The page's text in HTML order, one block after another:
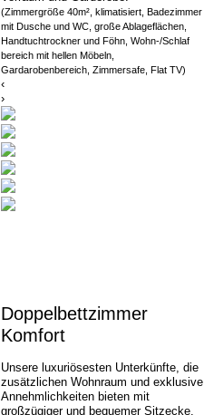
(Zimmergröße 40m², klimatisiert, Badezimmer
mit Dusche und WC, große Ablageflächen,
Handtuchtrockner und Föhn, Wohn-/Schlaf
bereich mit hellen Möbeln,
Gardarobenbereich, Zimmersafe, Flat TV)
‹
›
Doppelbettzimmer
Komfort
Unsere luxuriösesten Unterkünfte, die
zusätzlichen Wohnraum und exklusive
Annehmlichkeiten bieten mit
großzügiger und bequemer Sitzecke.